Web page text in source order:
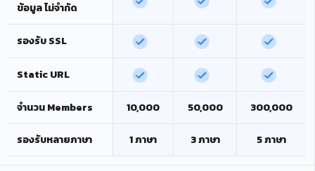
ข้อมูล ไม่จำกัด
รองรับ SSL
Static URL
จำนวน Members 10,000 50,000 300,000
รองรับหลายภาษา 1 ภาษา 3 ภาษา 5 ภาษา